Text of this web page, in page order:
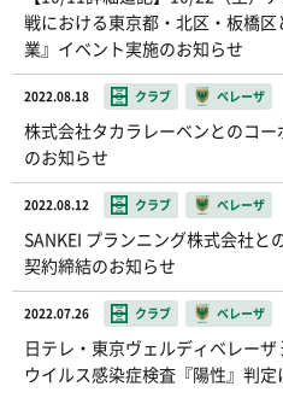
戦における東京都・北区・板橋
業』イベント実施のお知らせ
2022.08.18 クラブ ベレーザ
株式会社タカラレーベンとのコ
のお知らせ
2022.08.12 クラブ ベレーザ
SANKEI プランニング株式会社と
契約締結のお知らせ
2022.07.26 クラブ ベレーザ
日テレ・東京ヴェルディベレー
ウイルス感染症検査『陽性』判定